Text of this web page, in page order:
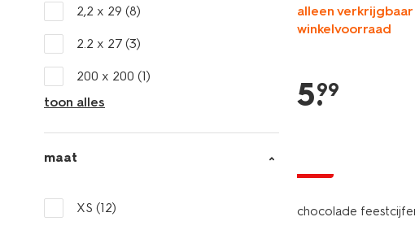
2,2 x 29 (8)
2.2 x 27 (3)
200 x 200 (1)
toon alles
maat
XS (12)
alleen
winkelvoorraad
5.
99
chocolade